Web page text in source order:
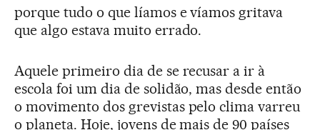
porque tudo o que líamos e víamos gritava
que algo estava muito errado.
Aquele primeiro dia de se recusar a ir à
escola foi um dia de solidão, mas desde então
o movimento dos grevistas pelo clima varreu
o planeta. Hoje, jovens de mais de 90 países